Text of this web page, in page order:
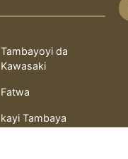
Tambayoyi da
Kawasaki
Fatwa
kayi Tambaya